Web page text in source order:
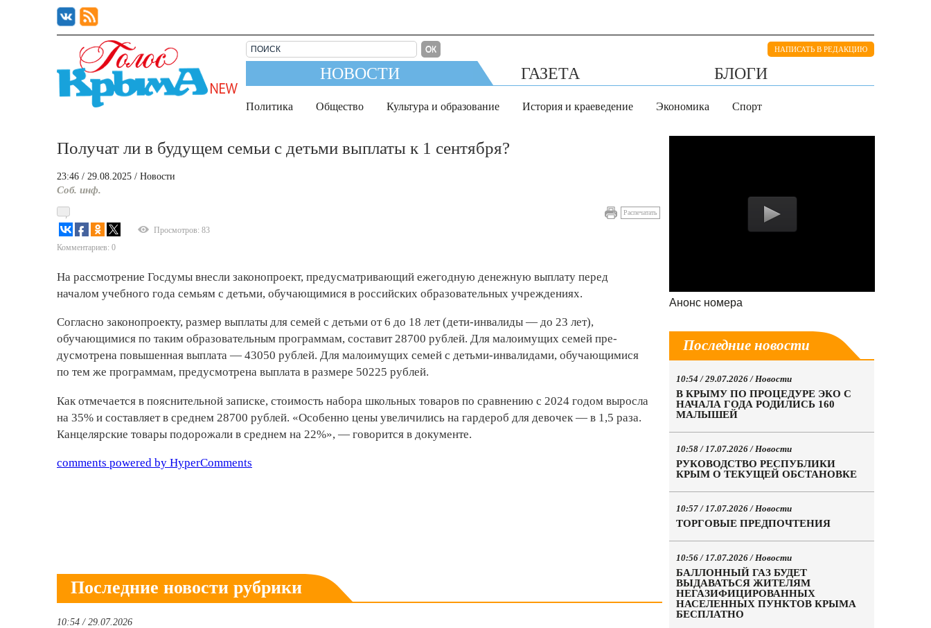
ОК НАПИСАТЬ В РЕДАКЦИЮ
НОВОСТИ ГАЗЕТА БЛОГИ
Политика Общество Культура и образование История и краеведение Экономика Спорт
Получат ли в будущем семьи с детьми выплаты к 1 сентября?
23:46 / 29.08.2025 / Новости
Соб. инф.
Комментариев: 0
Просмотров: 83
Распечатать
На рассмотрение Госдумы внесли законопроект, предусматривающий ежегодную денежную выплату перед
началом учебного года семьям с детьми, обучающимися в российских образовательных учреждениях.
Согласно законопроекту, размер выплаты для семей с детьми от 6 до 18 лет (дети-инвалиды — до 23 лет),
обучающимися по таким образовательным программам, составит 28700 рублей. Для малоимущих семей пре­
дусмотрена повышенная выплата — 43050 рублей. Для малоимущих семей с детьми-инвалидами, обучающимися
по тем же программам, предусмотрена выплата в размере 50225 рублей.
Как отмечается в пояснительной записке, стоимость набора школьных товаров по сравнению с 2024 годом выросла
на 35% и составляет в среднем 28700 рублей. «Особенно цены увеличились на гардероб для девочек — в 1,5 раза.
Канцелярские товары подорожали в среднем на 22%», — говорится в документе.
comments powered by HyperComments
Последние новости рубрики
10:54 / 29.07.2026
Анонс номера
Последние новости
10:54 / 29.07.2026 /Новости
В КРЫМУ ПО ПРОЦЕДУРЕ ЭКО С
НАЧАЛА ГОДА РОДИЛИСЬ 160
МАЛЫШЕЙ
10:58 / 17.07.2026 /Новости
РУКОВОДСТВО РЕСПУБЛИКИ
КРЫМ О ТЕКУЩЕЙ ОБСТАНОВКЕ
10:57 / 17.07.2026 /Новости
ТОРГОВЫЕ ПРЕДПОЧТЕНИЯ
10:56 / 17.07.2026 /Новости
БАЛЛОННЫЙ ГАЗ БУДЕТ
ВЫДАВАТЬСЯ ЖИТЕЛЯМ
НЕГАЗИФИЦИРОВАННЫХ
НАСЕЛЕННЫХ ПУНКТОВ КРЫМА
БЕСПЛАТНО